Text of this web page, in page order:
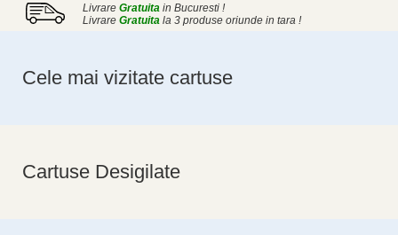
Livrare Gratuita in Bucuresti !
Livrare Gratuita la 3 produse oriunde in tara !
Cele mai vizitate cartuse
Cartuse Desigilate